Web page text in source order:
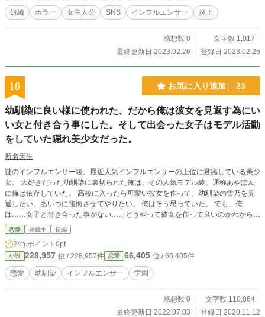
短編 ホラー 女主人公 SNS インフルエンサー 炎上
感想数 0
文字数 1,017
最終更新日 2023.02.26
登録日 2023.02.26
16 お気に入り追加 23
幼馴染に良い様に使われた、だから俺は彼女を見返す為にい
い女と付き合う事にした。そして出会った女子はモデル活動
をしていた隠れ美少女だった。
新名天生
謎のインフルエンサー綾、最近人気インフルエンサーの上位に君臨している美少
女。 大好きだった幼馴染に裏切られた俺は、その人気モデル綾、通称あやぽん
に俺は依存していた。 高校に入ったら可愛い彼女を作って、幼馴染の雪乃を見
返したい、あいつに後悔させてやりたい。 俺はそう思っていた。 でも、俺
は……女子と付き合った事がない……どうやって彼女を作って良いのかわからな
い。 そもそも俺は、あやぽんが好きなんだ……。今はあやぽんしかいないん
だ。 そんなある日、クラスの席替えで一人の女子と席が隣になった。 「いたっ
けこんな奴？」 髪はぼさぼさ、分厚い眼鏡、いつも下を向いて本を読んでい
る。名前は確か、綾波明日奈。 某アニメキャラの様な名前の陰キャ女子……ま
た濃ゆい奴が隣に来たな……こいつじゃあ雪乃をギャフンっていわせられない
ぜ！ そもそも俺の大好きな綾、あやポンの一文字が入ってるなんて、失礼な奴
子供の頃は痣が大きくそれを見られるのが嫌で、今でも物凄い人見知りなんだ
恋愛 連載中 長編
24h.ポイント 0pt
小説 228,957 位 / 228,957件 恋愛 66,405 位 / 66,405件
恋愛 幼馴染 インフルエンサー 学園
感想数 0
文字数 110,864
最終更新日 2022.07.03
登録日 2020.11.12